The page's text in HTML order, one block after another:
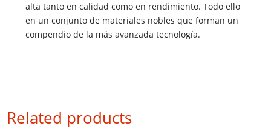
alta tanto en calidad como en rendimiento. Todo ello
en un conjunto de materiales nobles que forman un
compendio de la más avanzada tecnología.
Related products